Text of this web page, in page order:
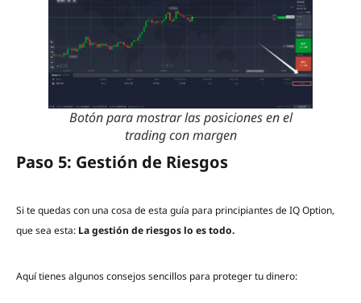
Botón para mostrar las posiciones en el
trading con margen
Paso 5: Gestión de Riesgos
Si te quedas con una cosa de esta guía para principiantes de IQ Option,
que sea esta: La gestión de riesgos lo es todo.
Aquí tienes algunos consejos sencillos para proteger tu dinero: